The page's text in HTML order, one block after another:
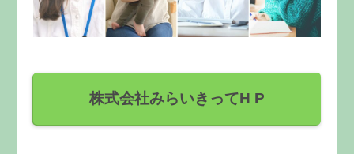
株式会社みらいきってH P